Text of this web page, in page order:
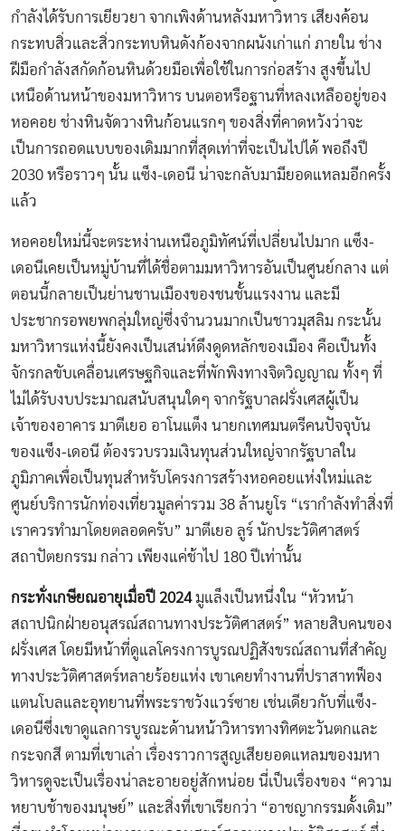
กำลังได้รับการเยียวยา จากเพิงด้านหลังมหาวิหาร เสียงค้อน
กระทบสิ่วและสิ่วกระทบหินดังก้องจากผนังเก่าแก่ ภายใน ช่าง
ฝีมือกำลังสกัดก้อนหินด้วยมือเพื่อใช้ในการก่อสร้าง สูงขึ้นไป
เหนือด้านหน้าของมหาวิหาร บนตอหรือฐานที่หลงเหลืออยู่ของ
หอคอย ช่างหินจัดวางหินก้อนแรกๆ ของสิ่งที่คาดหวังว่าจะ
เป็นการถอดแบบของเดิมมากที่สุดเท่าที่จะเป็นไปได้ พอถึงปี
2030 หรือราวๆ นั้น แซ็ง-เดอนี น่าจะกลับมามียอดแหลมอีกครั้ง
แล้ว
หอคอยใหม่นี้จะตระหง่านเหนือภูมิทัศน์ที่เปลี่ยนไปมาก แซ็ง-
เดอนีเคยเป็นหมู่บ้านที่ได้ชื่อตามมหาวิหารอันเป็นศูนย์กลาง แต่
ตอนนี้กลายเป็นย่านชานเมืองของชนชั้นแรงงาน และมี
ประชากรอพยพกลุ่มใหญ่ซึ่งจำนวนมากเป็นชาวมุสลิม กระนั้น
มหาวิหารแห่งนี้ยังคงเป็นเสน่ห์ดึงดูดหลักของเมือง คือเป็นทั้ง
จักรกลขับเคลื่อนเศรษฐกิจและที่พักพิงทางจิตวิญญาณ ทั้งๆ ที่
ไม่ได้รับงบประมาณสนับสนุนใดๆ จากรัฐบาลฝรั่งเศสผู้เป็น
เจ้าของอาคาร มาตีเยอ อาโนแต็ง นายกเทศมนตรีคนปัจจุบัน
ของแซ็ง-เดอนี ต้องรวบรวมเงินทุนส่วนใหญ่จากรัฐบาลใน
ภูมิภาคเพื่อเป็นทุนสำหรับโครงการสร้างหอคอยแห่งใหม่และ
ศูนย์บริการนักท่องเที่ยวมูลค่ารวม 38 ล้านยูโร “เรากำลังทำสิ่งที่
เราควรทำมาโดยตลอดครับ” มาตีเยอ ลูร์ นักประวัติศาสตร์
สถาปัตยกรรม กล่าว เพียงแค่ช้าไป 180 ปีเท่านั้น
กระทั่งเกษียณอายุเมื่อปี 2024มูแล็งเป็นหนึ่งใน “หัวหน้า
สถาปนิกฝ่ายอนุสรณ์สถานทางประวัติศาสตร์” หลายสิบคนของ
ฝรั่งเศส โดยมีหน้าที่ดูแลโครงการบูรณปฏิสังขรณ์สถานที่สำคัญ
ทางประวัติศาสตร์หลายร้อยแห่ง เขาเคยทำงานที่ปราสาทฟ็อง
แตนโบลและอุทยานที่พระราชวังแวร์ซาย เช่นเดียวกับที่แซ็ง-
เดอนีซึ่งเขาดูแลการบูรณะด้านหน้าวิหารทางทิศตะวันตกและ
กระจกสี ตามที่เขาเล่า เรื่องราวการสูญเสียยอดแหลมของมหา
วิหารดูจะเป็นเรื่องน่าละอายอยู่สักหน่อย นี่เป็นเรื่องของ “ความ
หยาบช้าของมนุษย์” และสิ่งที่เขาเรียกว่า “อาชญากรรมดั้งเดิม”